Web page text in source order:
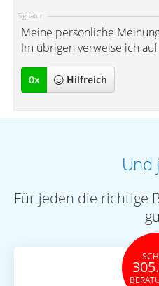
Signatur:
Meine persönliche
Im übrigen verweise ich
0x Hilfreich
Und
Für jeden die richtige